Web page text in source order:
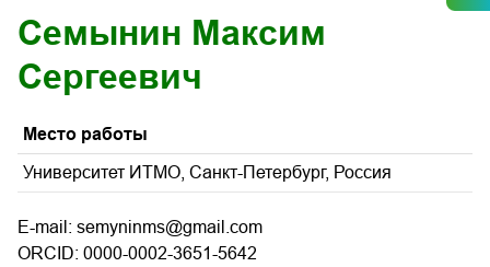
Семынин Максим
Сергеевич
Место работы
Университет ИТМО, Санкт-Петербург, Россия
E-mail: semyninms@gmail.com
ORCID: 0000-0002-3651-5642